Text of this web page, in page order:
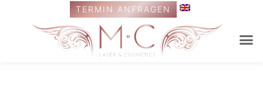
TERMIN ANFRAGEN